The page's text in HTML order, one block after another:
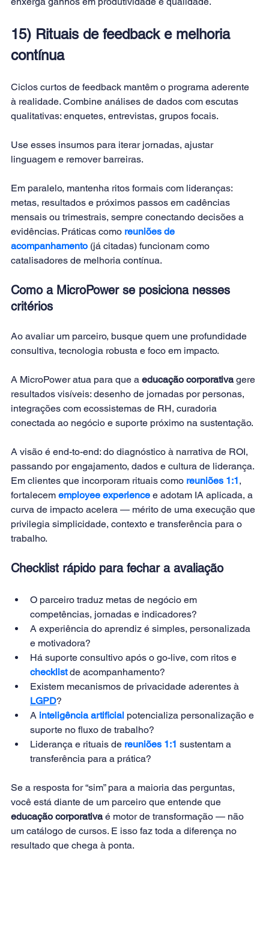
15) Rituais de feedback e melhoria
contínua
Ciclos curtos de feedback mantêm o programa aderente
à realidade. Combine análises de dados com escutas
qualitativas: enquetes, entrevistas, grupos focais.
Use esses insumos para iterar jornadas, ajustar
linguagem e remover barreiras.
Em paralelo, mantenha ritos formais com lideranças:
metas, resultados e próximos passos em cadências
mensais ou trimestrais, sempre conectando decisões a
evidências. Práticas como reuniões de
acompanhamento (já citadas) funcionam como
catalisadores de melhoria contínua.
Como a MicroPower se posiciona nesses
critérios
Ao avaliar um parceiro, busque quem une profundidade
consultiva, tecnologia robusta e foco em impacto.
A MicroPower atua para que a educação corporativa gere
resultados visíveis: desenho de jornadas por personas,
integrações com ecossistemas de RH, curadoria
conectada ao negócio e suporte próximo na sustentação.
A visão é end-to-end: do diagnóstico à narrativa de ROI,
passando por engajamento, dados e cultura de liderança.
Em clientes que incorporam rituais como reuniões 1:1,
fortalecem employee experience e adotam IA aplicada, a
curva de impacto acelera — mérito de uma execução que
privilegia simplicidade, contexto e transferência para o
trabalho.
Checklist rápido para fechar a avaliação
O parceiro traduz metas de negócio em
competências, jornadas e indicadores?
A experiência do aprendiz é simples, personalizada
e motivadora?
Há suporte consultivo após o go-live, com ritos e
checklist de acompanhamento?
Existem mecanismos de privacidade aderentes à
LGPD?
A inteligência artificial potencializa personalização e
suporte no fluxo de trabalho?
Liderança e rituais de reuniões 1:1 sustentam a
transferência para a prática?
Se a resposta for “sim” para a maioria das perguntas,
você está diante de um parceiro que entende que
educação corporativa é motor de transformação — não
um catálogo de cursos. E isso faz toda a diferença no
resultado que chega à ponta.